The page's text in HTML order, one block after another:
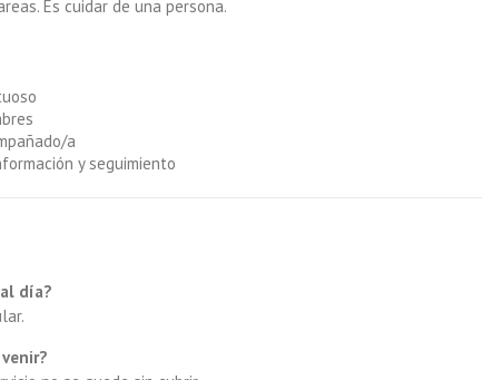
Es cuidar de una persona.
a
y seguimiento
día?